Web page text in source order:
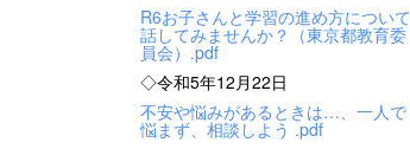
R6お子さんと学習の進め方について
話してみませんか？（東京都教育委
員会）.pdf
◇令和5年12月22日
不安や悩みがあるときは…、一人で
悩まず、相談しよう .pdf